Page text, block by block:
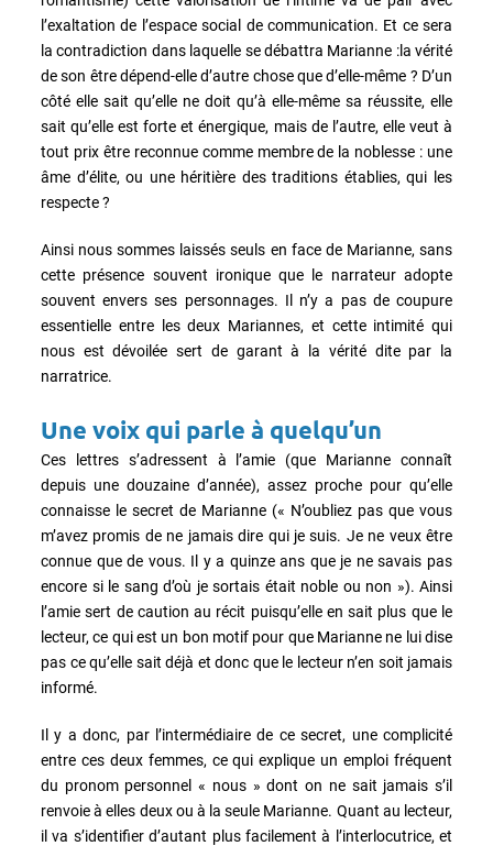
l’exaltation de l’espace social de communication. Et ce sera
la contradiction dans laquelle se débattra Marianne :la vérité
de son être dépend-elle d’autre chose que d’elle-même ? D’un
côté elle sait qu’elle ne doit qu’à elle-même sa réussite, elle
sait qu’elle est forte et énergique, mais de l’autre, elle veut à
tout prix être reconnue comme membre de la noblesse : une
âme d’élite, ou une héritière des traditions établies, qui les
respecte ?
Ainsi nous sommes laissés seuls en face de Marianne, sans
cette présence souvent ironique que le narrateur adopte
souvent envers ses personnages. Il n’y a pas de coupure
essentielle entre les deux Mariannes, et cette intimité qui
nous est dévoilée sert de garant à la vérité dite par la
narratrice.
Une voix qui parle à quelqu’un
Ces lettres s’adressent à l’amie (que Marianne connaît
depuis une douzaine d’année), assez proche pour qu’elle
connaisse le secret de Marianne (« N’oubliez pas que vous
m’avez promis de ne jamais dire qui je suis. Je ne veux être
connue que de vous. Il y a quinze ans que je ne savais pas
encore si le sang d’où je sortais était noble ou non »). Ainsi
l’amie sert de caution au récit puisqu’elle en sait plus que le
lecteur, ce qui est un bon motif pour que Marianne ne lui dise
pas ce qu’elle sait déjà et donc que le lecteur n’en soit jamais
informé.
Il y a donc, par l’intermédiaire de ce secret, une complicité
entre ces deux femmes, ce qui explique un emploi fréquent
du pronom personnel « nous » dont on ne sait jamais s’il
renvoie à elles deux ou à la seule Marianne. Quant au lecteur,
il va s’identifier d’autant plus facilement à l’interlocutrice, et